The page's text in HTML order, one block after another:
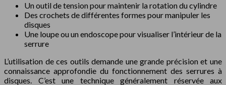
Un outil de tension pour maintenir la rotation du cylindre
Des crochets de différentes formes pour manipuler les
disques
Une loupe ou un endoscope pour visualiser l’intérieur de la
serrure
L’utilisation de ces outils demande une grande précision et une
connaissance approfondie du fonctionnement des serrures à
disques. C’est une technique généralement réservée aux